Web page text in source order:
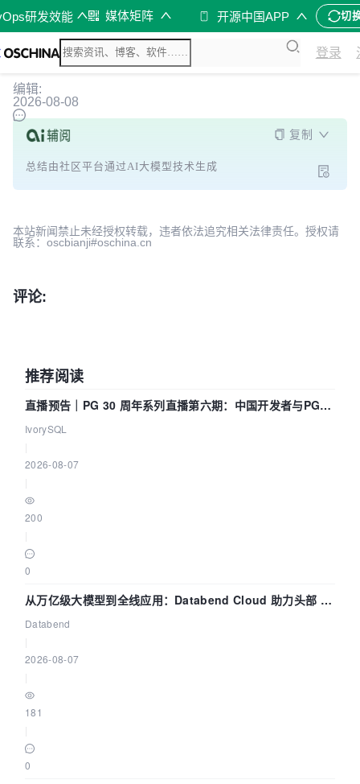
研发效能 媒体矩阵 开源中国APP 切
登录
编辑:
2026-08-08
复制
总结由社区平台通过AI大模型技术生成
本站新闻禁止未经授权转载，违者依法追究相关法律责任。授权请
联系：oscbianji#oschina.cn
评论:
推荐阅读
直播预告｜PG 30 周年系列直播第六期：中国开发者与PG内
核——我们改得动吗？我们贡献了什么？
IvorySQL
2026-08-07
200
0
从万亿级大模型到全线应用：Databend Cloud 助力头部 AI
企业构建全链路 Trace 数据管道
Databend
2026-08-07
181
0